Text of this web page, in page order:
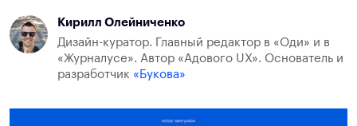
Кирилл Олейниченко
Дизайн-куратор. Главный редактор в «Оди» и в
«Журналусе». Автор «Адового UX». Основатель и
разработчик «Букова»